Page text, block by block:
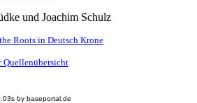
und Joachim Schulz
Roots in Deutsch Krone
Quellenübersicht
by baseportal.de